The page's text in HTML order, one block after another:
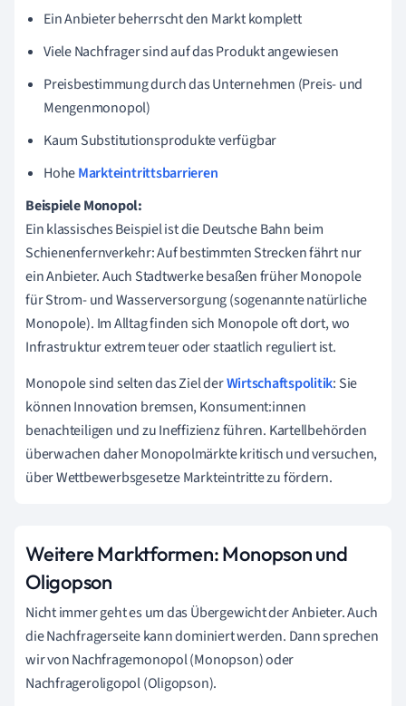
Ein Anbieter beherrscht den Markt komplett
Viele Nachfrager sind auf das Produkt angewiesen
Preisbestimmung durch das Unternehmen (Preis- und
Mengenmonopol)
Kaum Substitutionsprodukte verfügbar
HoheMarkteintrittsbarrieren
Beispiele Monopol:
Ein klassisches Beispiel ist die Deutsche Bahn beim
Schienenfernverkehr: Auf bestimmten Strecken fährt nur
ein Anbieter. Auch Stadtwerke besaßen früher Monopole
für Strom- und Wasserversorgung (sogenannte natürliche
Monopole). Im Alltag finden sich Monopole oft dort, wo
Infrastruktur extrem teuer oder staatlich reguliert ist.
Monopole sind selten das Ziel derWirtschaftspolitik: Sie
können Innovation bremsen, Konsument:innen
benachteiligen und zu Ineffizienz führen. Kartellbehörden
überwachen daher Monopolmärkte kritisch und versuchen,
über Wettbewerbsgesetze Markteintritte zu fördern.
Weitere Marktformen: Monopson und
Oligopson
Nicht immer geht es um das Übergewicht der Anbieter. Auch
die Nachfragerseite kann dominiert werden. Dann sprechen
wir von Nachfragemonopol (Monopson) oder
Nachfrageroligopol (Oligopson).